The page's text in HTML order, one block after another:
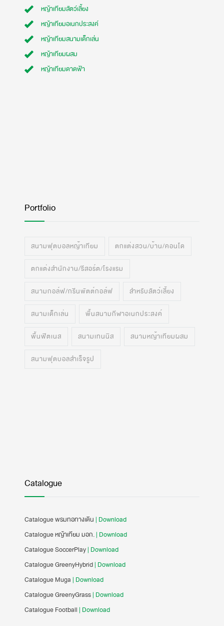
หญ้าเทียมสัตว์เลี้ยง
หญ้าเทียมอเนกประสงค์
หญ้าเทียมสนามเด็กเล่น
หญ้าเทียมผสม
หญ้าเทียมดาดฟ้า
Portfolio
สนามฟุตบอลหญ้าเทียม ตกแต่งสวน/บ้าน/คอนโด
ตกแต่งสำนักงาน/รีสอร์ต/โรงแรม
สนามกอล์ฟ/กรีนพัตต์กอล์ฟ สำหรับสัตว์เลี้ยง
สนามเด็กเล่น พื้นสนามกีฬาอเนกประสงค์
พื้นฟิตเนส สนามเทนนิส สนามหญ้าเทียมผสม
สนามฟุตบอลสำเร็จรูป
Catalogue
Catalogue พรมทอทางเดิน | Download
Catalogue หญ้าเทียม มอก.| Download
Catalogue SoccerPlay| Download
Catalogue GreenyHybrid| Download
Catalogue Muga | Download
Catalogue GreenyGrass| Download
Catalogue Football | Download